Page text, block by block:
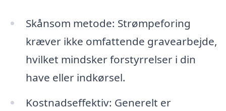
Skånsom metode: Strømpeforing
kræver ikke omfattende gravearbejde,
hvilket mindsker forstyrrelser i din
have eller indkørsel.
Kostnadseffektiv: Generelt er